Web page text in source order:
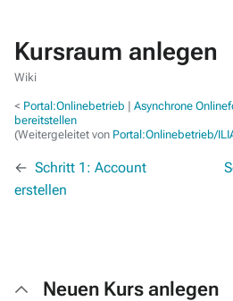
Kursraum anlegen
Wiki
< Portal:Onlinebetrieb ‎ | Asynchrone
bereitstellen
(Weitergeleitet von Portal:Onlinebetrieb/
← Schritt 1: Account
erstellen
Neuen Kurs anlegen